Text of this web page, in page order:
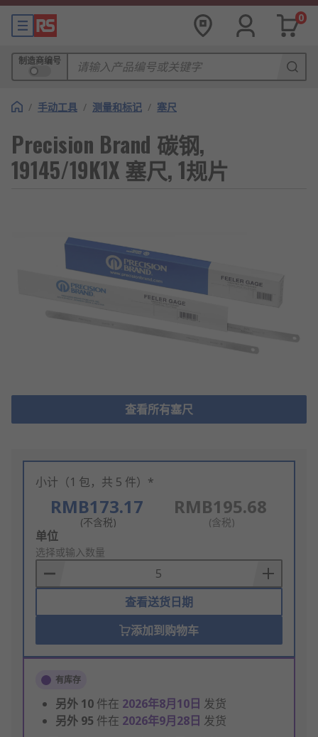
0
制造商编号
/ 手动工具 / 测量和标记 / 塞尺
Precision Brand 碳钢,
19145/19K1X 塞尺, 1规片
查看所有塞尺
小计（1 包，共 5 件）*
RMB173.17
(不含税)
RMB195.68
(含税)
Add
to
Basket
单位
选择或输入数量
查看送货日期
添加到购物车
有库存
另外 10 件在 2026年8月10日 发货
另外 95 件在 2026年9月28日 发货